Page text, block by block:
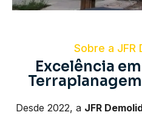
Sobre a JFR
Excelência
Desde 2022, a JFR